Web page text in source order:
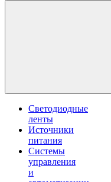
Светодиодные
ленты
Источники
питания
Системы
управления
и